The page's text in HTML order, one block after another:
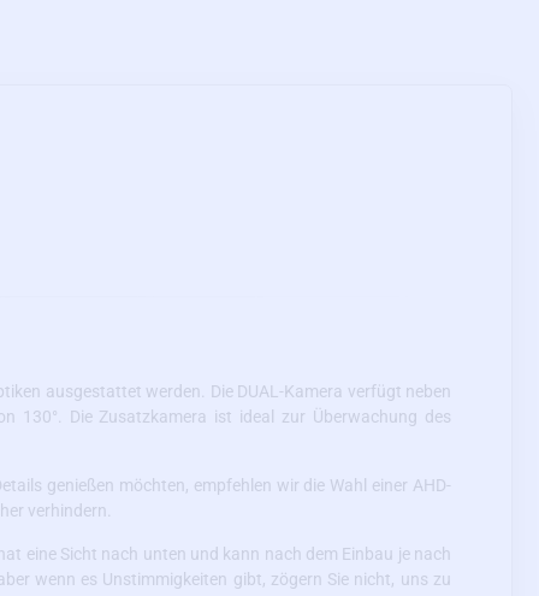
ausgestattet werden. Die DUAL-Kamera verfügt neben
130°. Die Zusatzkamera ist ideal zur Überwachung des
genießen möchten, empfehlen wir die Wahl einer AHD-
verhindern.
eine Sicht nach unten und kann nach dem Einbau je nach
wenn es Unstimmigkeiten gibt, zögern Sie nicht, uns zu